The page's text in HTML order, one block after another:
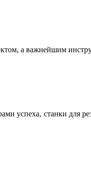
а важнейшим
успеха, станки для